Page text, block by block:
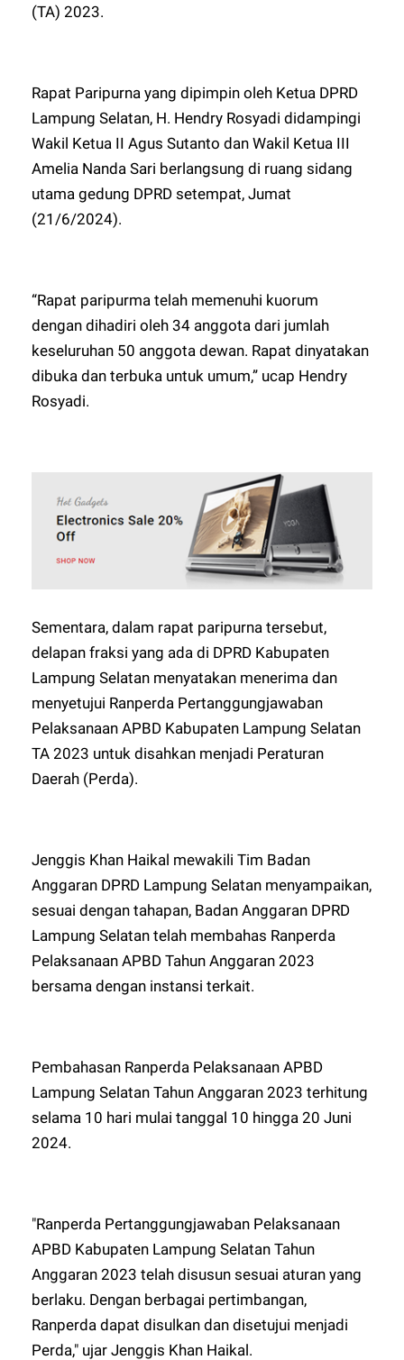
(TA) 2023.
Rapat Paripurna yang dipimpin oleh Ketua DPRD
Lampung Selatan, H. Hendry Rosyadi didampingi
Wakil Ketua II Agus Sutanto dan Wakil Ketua III
Amelia Nanda Sari berlangsung di ruang sidang
utama gedung DPRD setempat, Jumat
(21/6/2024).
“Rapat paripurma telah memenuhi kuorum
dengan dihadiri oleh 34 anggota dari jumlah
keseluruhan 50 anggota dewan. Rapat dinyatakan
dibuka dan terbuka untuk umum,” ucap Hendry
Rosyadi.
Sementara, dalam rapat paripurna tersebut,
delapan fraksi yang ada di DPRD Kabupaten
Lampung Selatan menyatakan menerima dan
menyetujui Ranperda Pertanggungjawaban
Pelaksanaan APBD Kabupaten Lampung Selatan
TA 2023 untuk disahkan menjadi Peraturan
Daerah (Perda).
Jenggis Khan Haikal mewakili Tim Badan
Anggaran DPRD Lampung Selatan menyampaikan,
sesuai dengan tahapan, Badan Anggaran DPRD
Lampung Selatan telah membahas Ranperda
Pelaksanaan APBD Tahun Anggaran 2023
bersama dengan instansi terkait.
Pembahasan Ranperda Pelaksanaan APBD
Lampung Selatan Tahun Anggaran 2023 terhitung
selama 10 hari mulai tanggal 10 hingga 20 Juni
2024.
"Ranperda Pertanggungjawaban Pelaksanaan
APBD Kabupaten Lampung Selatan Tahun
Anggaran 2023 telah disusun sesuai aturan yang
berlaku. Dengan berbagai pertimbangan,
Ranperda dapat disulkan dan disetujui menjadi
Perda," ujar Jenggis Khan Haikal.